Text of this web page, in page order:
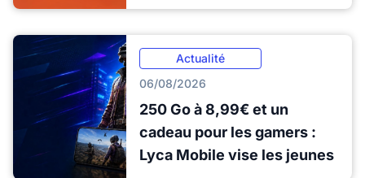
Actualité
06/08/2026
250 Go à 8,99€ et un
cadeau pour les gamers :
Lyca Mobile vise les jeunes